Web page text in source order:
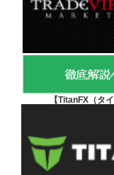
【TitanFX（タ